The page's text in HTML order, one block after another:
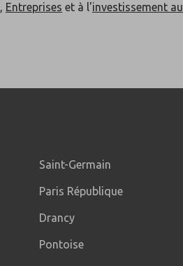
, Entreprises et à l'investissement au
Saint-Germain
Paris République
Drancy
Pontoise